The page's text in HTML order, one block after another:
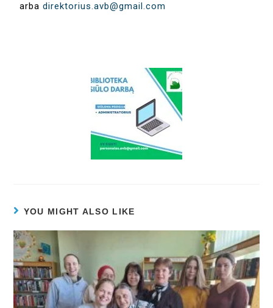
arbadirektorius.avb@gmail.com
YOU MIGHT ALSO LIKE